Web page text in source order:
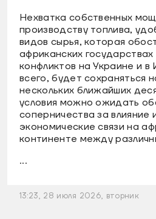
Нехватка собственных
производству топлива,
видов сырья, которая
африканских
конфликтов на Украине и в
всего, будет сохраняться
нескольких ближайших
условия можно ожидать
соперничества за влияние
экономические связи на
континенте между
...
13:23, 28 июля 2026, вторник